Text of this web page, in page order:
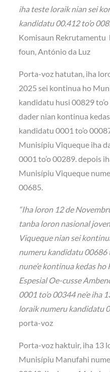
iha teste loraik nian sei
kandidatu 00.412 to’o
Komisaun Rekrutamentu
foun, António da Luz
Porta-voz hatutan, iha
2025 sei kontinua ho
kandidatu husi 00829
dader nian kontinua
kandidatu 0001 to’o
Munisípiu Viqueque iha
0001 to’o 00289. depois
Munisípiu Viqueque
00685.
“Iha loron 12 de
tanba loron nasional
Viqueque nian sei
numeru kandidatu 00686
nune’e kontinua kedas
Espesial Oe-cusse
0001 to’o 00344 ne’e iha
loraik numeru kandidatu
porta-voz
Porta-voz haktuir, iha 13
Munisípiu Manufahi